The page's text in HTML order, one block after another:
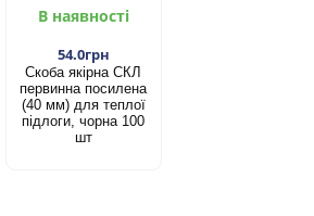
В наявності
54.0грн
Скоба якірна СКЛ
первинна посилена
(40 мм) для теплої
підлоги, чорна 100
шт